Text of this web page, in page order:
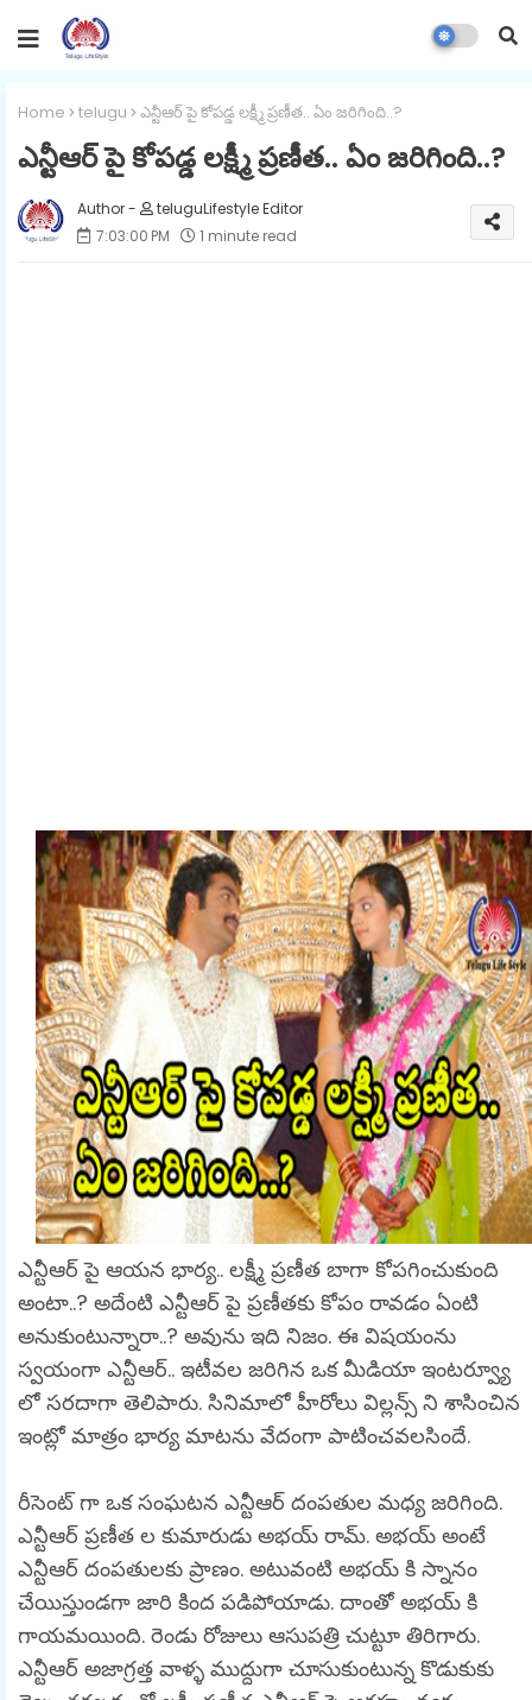
Home telugu ఎన్టీఆర్ పై కోపడ్డ లక్ష్మీ ప్రణీత.. ఏం జరిగింది..?
ఎన్టీఆర్ పై కోపడ్డ లక్ష్మీ ప్రణీత.. ఏం జరిగింది..?
teluguLifestyle Editor
7:03:00 PM
1 minute read
ఎన్టీఆర్ పై ఆయన భార్య.. లక్ష్మీ ప్రణీత బాగా కోపగించుకుంది
అంటా..? అదేంటి ఎన్టీఆర్ పై ప్రణీతకు కోపం రావడం ఏంటి
అనుకుంటున్నారా..? అవును ఇది నిజం. ఈ విషయంను
స్వయంగా ఎన్టీఆర్.. ఇటీవల జరిగిన ఒక మీడియా ఇంటర్వ్యూ
లో సరదాగా తెలిపారు. సినిమాలో హీరోలు విల్లన్స్ ని శాసించిన
ఇంట్లో మాత్రం భార్య మాటను వేదంగా పాటించవలసిందే.
రీసెంట్ గా ఒక సంఘటన ఎన్టీఆర్ దంపతుల మధ్య జరిగింది.
ఎన్టీఆర్ ప్రణీత ల కుమారుడు అభయ్ రామ్. అభయ్ అంటే
ఎన్టీఆర్ దంపతులకు ప్రాణం. అటువంటి అభయ్ కి స్నానం
చేయిస్తుండగా జారి కింద పడిపోయాడు. దాంతో అభయ్ కి
గాయమయింది. రెండు రోజులు ఆసుపత్రి చుట్టూ తిరిగారు.
ఎన్టీఆర్ అజాగ్రత్త వాళ్ళ ముద్దుగా చూసుకుంటున్న కొడుకుకు